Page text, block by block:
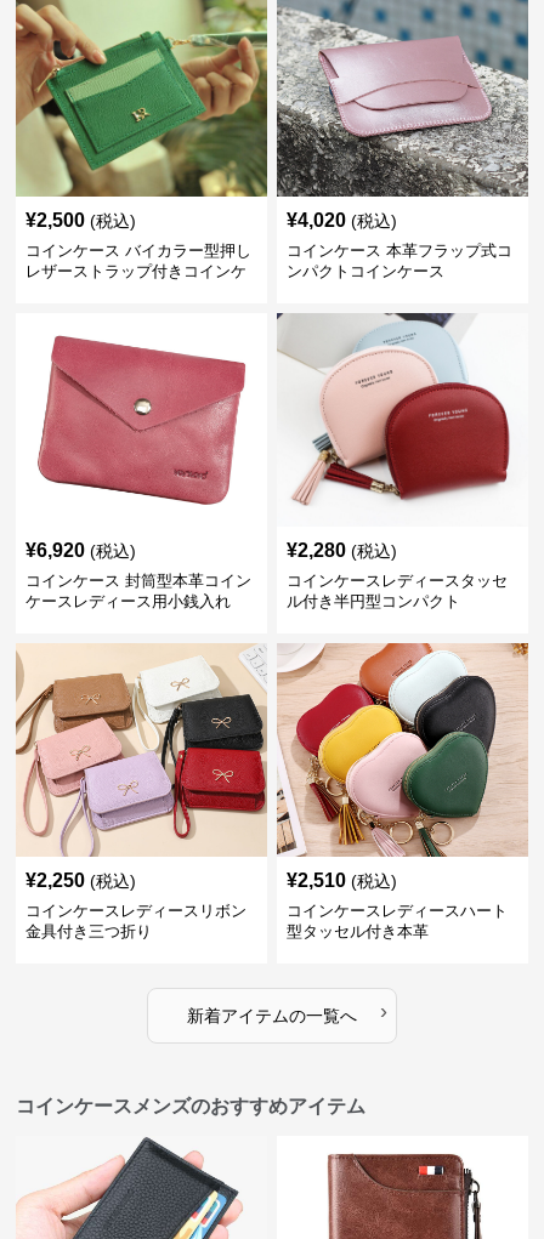
¥2,500 (税込)
コインケース バイカラー型押し
レザーストラップ付きコインケ
¥4,020 (税込)
コインケース 本革フラップ式コ
ンパクトコインケース
¥6,920 (税込)
コインケース 封筒型本革コイン
ケースレディース用小銭入れ
¥2,280 (税込)
コインケースレディースタッセ
ル付き半円型コンパクト
¥2,250 (税込)
コインケースレディースリボン
金具付き三つ折り
¥2,510 (税込)
コインケースレディースハート
型タッセル付き本革
新着アイテムの一覧へ ›
コインケースメンズのおすすめアイテム